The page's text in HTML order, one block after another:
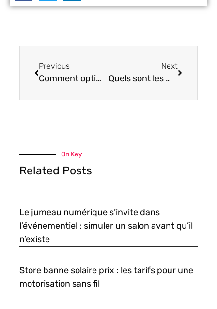
Previous
Comment optimiser ses systèmes informatiques, réseaux et télécom professionnels ?
Next
Quels sont les meilleurs outils de Business Intelligence pour analyser et piloter votre activité ?
On Key
Related Posts
Le jumeau numérique s’invite dans
l’événementiel : simuler un salon avant qu’il
n’existe
Store banne solaire prix : les tarifs pour une
motorisation sans fil